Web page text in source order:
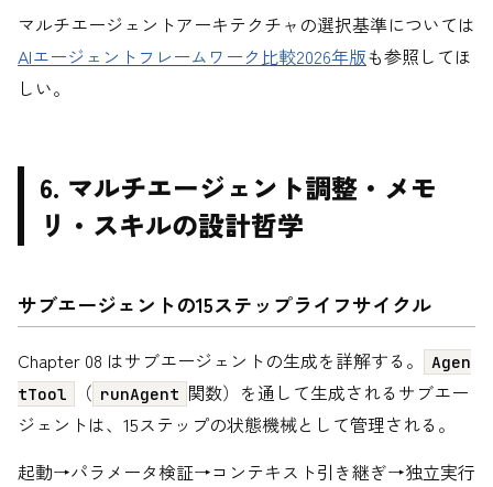
マルチエージェントアーキテクチャの選択基準については
AIエージェントフレームワーク比較2026年版も参照してほ
しい。
6. マルチエージェント調整・メモ
リ・スキルの設計哲学
サブエージェントの15ステップライフサイクル
Chapter 08 はサブエージェントの生成を詳解する。
Agen
tTool
（ runAgent 関数）を通して生成されるサブエー
ジェントは、15ステップの状態機械として管理される。
起動→パラメータ検証→コンテキスト引き継ぎ→独立実行